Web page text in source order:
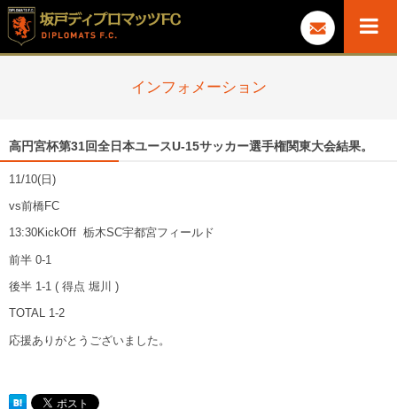
インフォメーション
高円宮杯第31回全日本ユースU-15サッカー選手権関東大会結果。
11/10(日)
vs前橋FC
13:30KickOff 栃木SC宇都宮フィールド
前半 0-1
後半 1-1 ( 得点 堀川 )
TOTAL 1-2
応援ありがとうございました。